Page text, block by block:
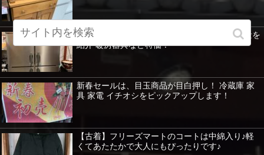
業務用冷凍冷蔵庫もあります。ホシザキ 大容量を
紹介 暖房器具など特価！
新春セールは、目玉商品が目白押し！ 冷蔵庫 家
具 家電 イチオシをピックアップします！
【古着】フリーズマートのコートは中綿入り♪軽
くてあたたかで大人にもぴったりです♪